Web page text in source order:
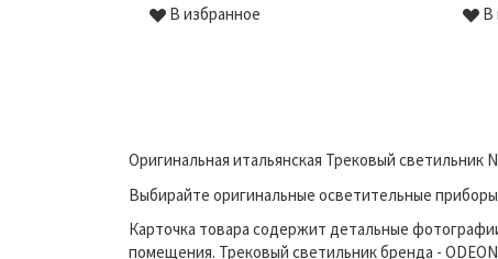
В избранное В
Оригинальная итальянская Трековый светильник
Выбирайте оригинальные осветительные
Карточка товара содержит детальные
помещения. Трековый светильник бренда -